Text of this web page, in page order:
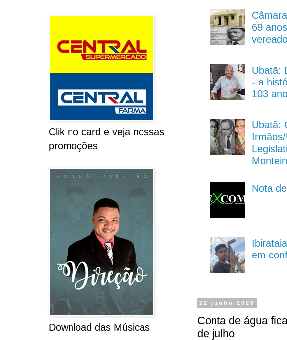
69
Ubatã:
- a
103
Ubatã:
Nota
em
22 junho 2026
Conta de água
de julho
Clik no card e veja nossas
promoções
Download das Músicas